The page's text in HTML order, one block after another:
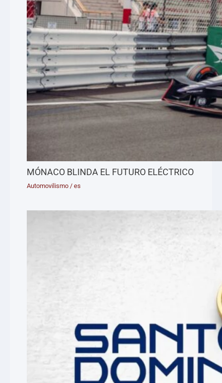
MÓNACO BLINDA EL FUTURO ELÉCTRICO
Automovilismo /es